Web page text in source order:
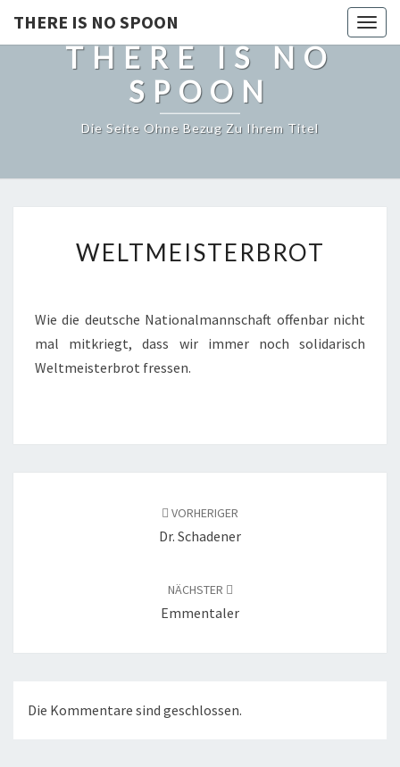
THERE IS NO SPOON
THERE IS NO
SPOON
Die Seite Ohne Bezug Zu Ihrem Titel
WELTMEISTERBROT
Wie die deutsche Nationalmannschaft offenbar nicht
mal mitkriegt, dass wir immer noch solidarisch
Weltmeisterbrot fressen.
VORHERIGER
Dr. Schadener
NÄCHSTER
Emmentaler
Die Kommentare sind geschlossen.